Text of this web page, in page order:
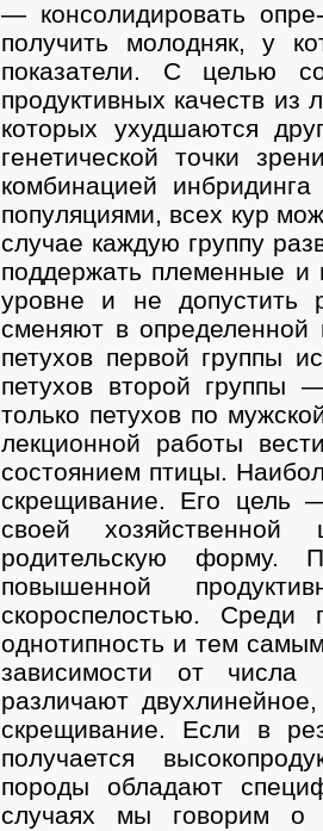
— консолидировать
получить молодняк, у
показатели. С целью
продуктивных качеств
которых ухудшаются
генетической точки
комбинацией
популяциями, всех кур
случае каждую группу
поддержать племенные и
уровне и не допустить
сменяют в определенной
петухов первой группы
петухов второй
только петухов по
лекционной работы
состоянием птицы.
скрещивание. Его цель
своей хозяйственной
родительскую форму.
повышенной
скороспелостью. Среди
однотипность и тем
зависимости от числа
различают
скрещивание. Если в
получается
породы обладают
случаях мы говорим о